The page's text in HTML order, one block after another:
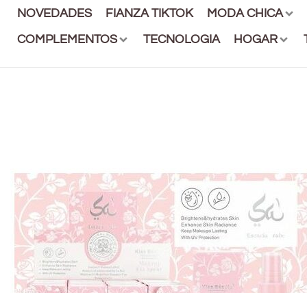
NOVEDADES FIANZA TIKTOK
MODA CHICA
COMPLEMENTOS
TECNOLOGIA HOGAR